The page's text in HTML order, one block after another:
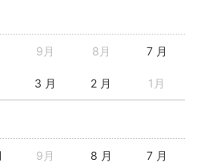
9月 8月 7 月
3 月 2 月 1月
9月 8 月 7 月